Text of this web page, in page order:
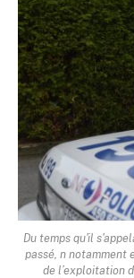
Du temps qu'il
passé, n notamment
de l’exploitation